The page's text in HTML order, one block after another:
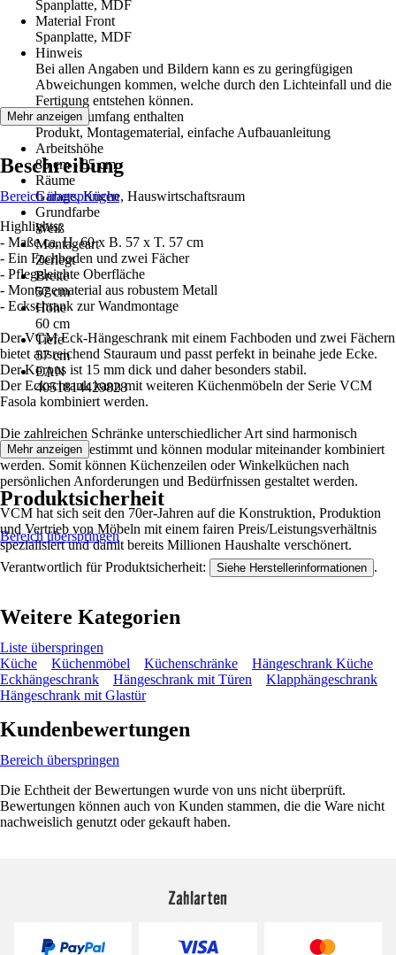
Spanplatte, MDF
Material Front
Spanplatte, MDF
Hinweis
Bei allen Angaben und Bildern kann es zu geringfügigen
Abweichungen kommen, welche durch den Lichteinfall und die
Fertigung entstehen können.
Im Lieferumfang enthalten
Produkt, Montagematerial, einfache Aufbauanleitung
Arbeitshöhe
85 cm - 85 cm
Räume
Garage, Küche, Hauswirtschaftsraum
Grundfarbe
Weiß
Montageart
Zerlegt
Breite
57 cm
Höhe
60 cm
Tiefe
57 cm
EAN
4051814429828
Mehr anzeigen
Beschreibung
Bereich überspringen
Highlights:
- Maße ca. H. 60 x B. 57 x T. 57 cm
- Ein Fachboden und zwei Fächer
- Pflegeleichte Oberfläche
- Montagematerial aus robustem Metall
- Eckschrank zur Wandmontage
Der VCM Eck-Hängeschrank mit einem Fachboden und zwei Fächern
bietet ausreichend Stauraum und passt perfekt in beinahe jede Ecke.
Der Korpus ist 15 mm dick und daher besonders stabil.
Der Eckschrank kann mit weiteren Küchenmöbeln der Serie VCM
Fasola kombiniert werden.
Die zahlreichen Schränke unterschiedlicher Art sind harmonisch
aufeinander abgestimmt und können modular miteinander kombiniert
werden. Somit können Küchenzeilen oder Winkelküchen nach
persönlichen Anforderungen und Bedürfnissen gestaltet werden.
VCM hat sich seit den 70er-Jahren auf die Konstruktion, Produktion
und Vertrieb von Möbeln mit einem fairen Preis/Leistungsverhältnis
spezialisiert und damit bereits Millionen Haushalte verschönert.
Mehr anzeigen
Produktsicherheit
Bereich überspringen
Verantwortlich für Produktsicherheit: Siehe Herstellerinformationen .
Weitere Kategorien
Liste überspringen
Küche
Küchenmöbel Küchenschränke
Hängeschrank Küche
Eckhängeschrank
Hängeschrank mit Türen
Klapphängeschrank
Hängeschrank mit Glastür
Kundenbewertungen
Bereich überspringen
Die Echtheit der Bewertungen wurde von uns nicht überprüft.
Bewertungen können auch von Kunden stammen, die die Ware nicht
nachweislich genutzt oder gekauft haben.
Zahlarten